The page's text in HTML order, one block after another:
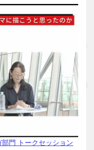
門 トークセッション